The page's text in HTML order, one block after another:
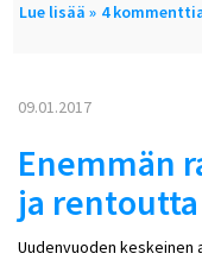
Lue lisää about Ei
4
09.01.2017
Enemmän
ja rentoutta
Uudenvuoden keskeinen